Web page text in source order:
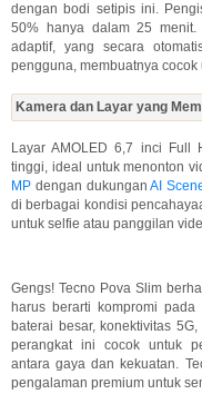
dengan bodi setipis ini.
50% hanya dalam 25 menit.
adaptif, yang secara
pengguna, membuatnya
Kamera dan Layar yang
Layar AMOLED 6,7 inci Full
tinggi, ideal untuk menonton
MP dengan dukunganAI
di berbagai kondisi
untuk selfie atau panggilan
Gengs! Tecno Pova Slim
harus berarti kompromi
baterai besar, konektivitas
perangkat ini cocok untuk
antara gaya dan kekuatan.
pengalaman premium untuk